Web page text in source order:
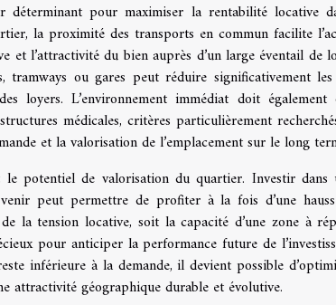
déterminant pour maximiser la rentabilité locative
la proximité des transports en commun facilite
et l’attractivité du bien auprès d’un large éventail de
tramways ou gares peut réduire significativement
loyers. L’environnement immédiat doit
médicales, critères particulièrement
et la valorisation de l’emplacement sur le long
potentiel de valorisation du quartier. Investir
peut permettre de profiter à la fois d’une
la tension locative, soit la capacité d’une zone à
pour anticiper la performance future de
inférieure à la demande, il devient possible
attractivité géographique durable et évolutive.